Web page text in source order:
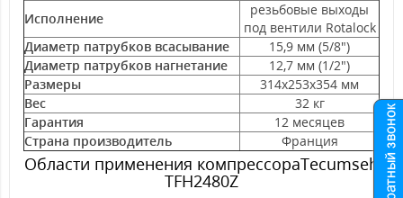
Исполнение
резьбовые выходы
под вентили Rotalock
Диаметр патрубков всасывание
15,9 мм (5/8")
Диаметр патрубков нагнетание
12,7 мм (1/2")
Размеры
314х253х354 мм
Вес
32 кг
Гарантия
12 месяцев
Страна производитель
Франция
Области применения компрессораTecumseh
TFH2480Z